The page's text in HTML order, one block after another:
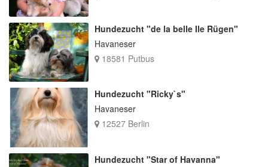
Hundezucht "de la belle Ile Rügen"
Havaneser
18581 Putbus
Hundezucht "Ricky`s"
Havaneser
12527 Berlin
Hundezucht "Star of Havanna"